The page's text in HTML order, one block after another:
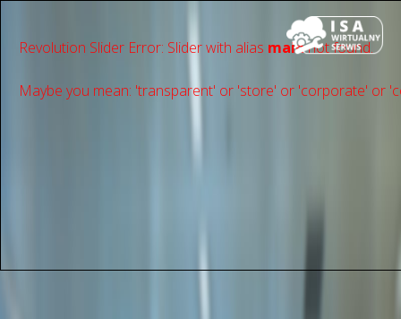
Revolution Slider Error: Slider with alias mainnot found.
Maybe you mean: 'transparent' or 'store' or 'сorporate' or